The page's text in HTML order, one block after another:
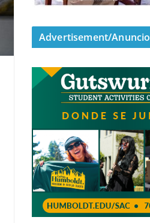
Advertisement/Anuncio